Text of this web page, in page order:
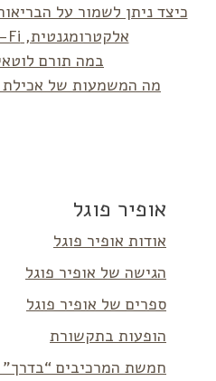
כיצד ניתן לשמור על
אלקטרומגנטית, Wi-Fi, סלולר ועוד
במה תורם
מה המשמעות של אכילת
אופיר פוגל
אודות אופיר פוגל
הגישה של אופיר פוגל
ספרים של אופיר פוגל
הופעות בתקשורת
חמשת המרכיבים “בדרך”